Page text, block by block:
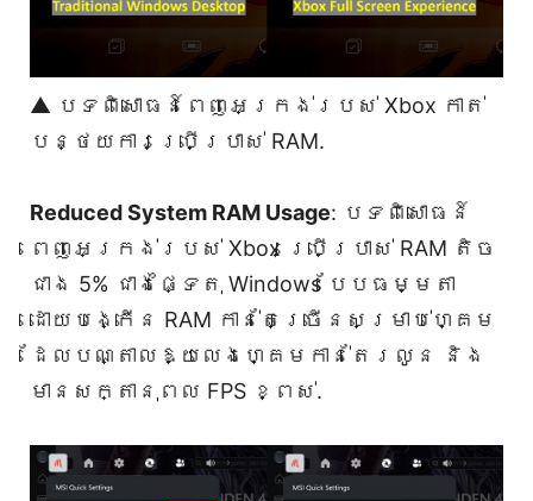
▲ បទពិសោធន៍ពេញអេក្រង់របស់ Xbox កាត់
បន្ថយការប្រើប្រាស់ RAM.
Reduced System RAM Usage: បទពិសោធន៍
ពេញអេក្រង់របស់ Xbox ប្រើប្រាស់ RAM តិច
ជាង 5% ជាងផ្ទៃតុ Windows បែបធម្មតា
ដោយបង្កើន RAM កាន់តែច្រើនសម្រាប់ហ្គេម
ដែលបណ្តាលឱ្យលេងហ្គេមកាន់តែរលូន និង
មានសក្តានុពល FPS ខ្ពស់.